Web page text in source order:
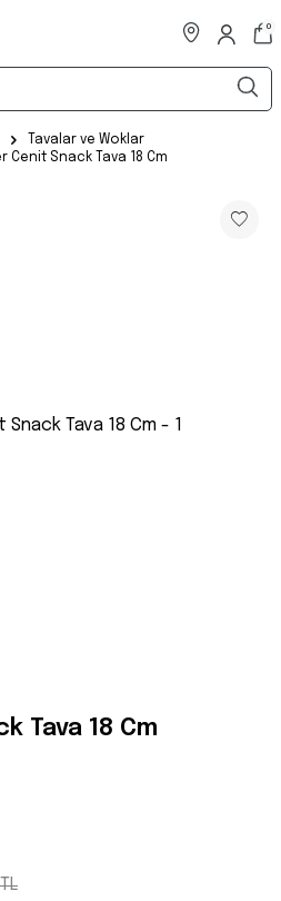
0
Tavalar ve Woklar
Cenit Snack Tava 18 Cm
Tava 18 Cm